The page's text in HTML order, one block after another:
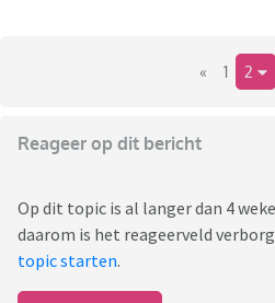
« 1 2
Reageer op dit bericht
Op dit topic is al langer dan 4
daarom is het reageerveld
topic starten.